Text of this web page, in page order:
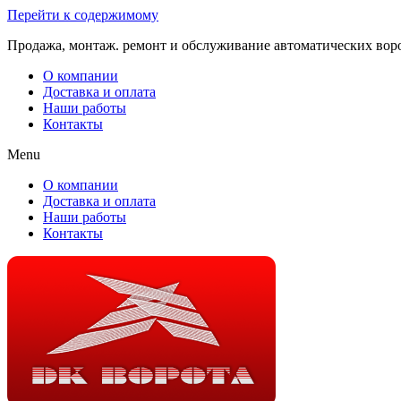
Перейти к содержимому
Продажа, монтаж. ремонт и обслуживание автоматических
О компании
Доставка и оплата
Наши работы
Контакты
Menu
О компании
Доставка и оплата
Наши работы
Контакты